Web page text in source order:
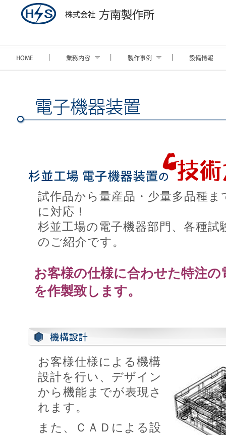
試作品から量産品・少量多品種
に対応！
杉並工場の電子機器部門、各種試
のご紹介です。
お客様の仕様に合わせた特注の
を作製致します。
お客様仕様による機構
設計を行い、デザイン
から機能までが表現さ
れます。
また、ＣＡＤによる設